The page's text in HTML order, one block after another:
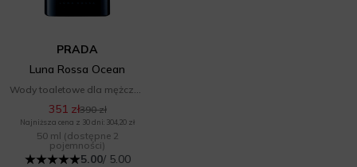
PRADA
Luna Rossa Ocean
351 zł390 zł
Najniższa cena z 30 dni: 304,20 zł
50 ml (dostępne 2
pojemności)
5.00/ 5.00